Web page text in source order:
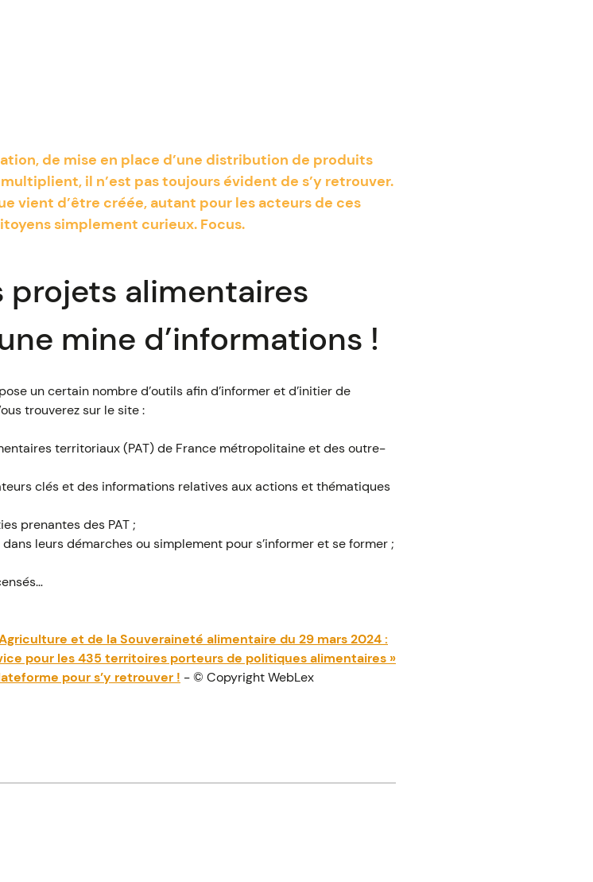
de mise en place d’une distribution de produits
il n’est pas toujours évident de s’y retrouver.
vient d’être créée, autant pour les acteurs de ces
simplement curieux. Focus.
projets alimentaires
mine d’informations !
un certain nombre d’outils afin d’informer et d’initier de
trouverez sur le site :
territoriaux (PAT) de France métropolitaine et des outre-
clés et des informations relatives aux actions et thématiques
prenantes des PAT ;
leurs démarches ou simplement pour s’informer et se former ;
et de la Souveraineté alimentaire du 29 mars 2024 :
pour les 435 territoires porteurs de politiques alimentaires »
pour s’y retrouver ! - © Copyright WebLex